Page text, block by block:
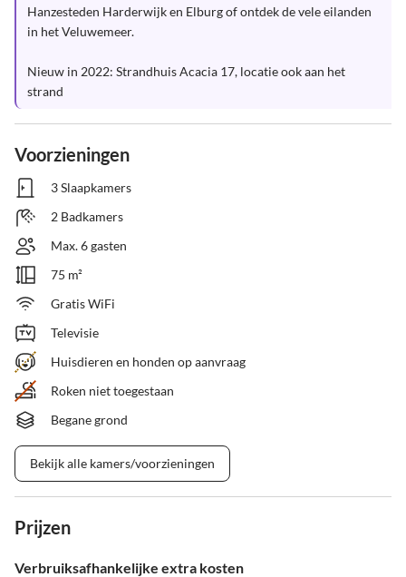
Hanzesteden Harderwijk en Elburg of ontdek de vele eilanden
in het Veluwemeer.
Nieuw in 2022: Strandhuis Acacia 17, locatie ook aan het
strand
Voorzieningen
3 Slaapkamers
2 Badkamers
Max. 6 gasten
75 m²
Gratis WiFi
Televisie
Huisdieren en honden op aanvraag
Roken niet toegestaan
Begane grond
Bekijk alle kamers/voorzieningen
Prijzen
Verbruiksafhankelijke extra kosten